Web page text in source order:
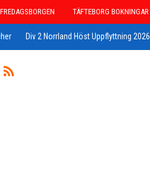
FREDAGSBORGEN TÄFTEBORG BOKNINGAR
Div 2 Norrland Höst Uppflyttning 2026